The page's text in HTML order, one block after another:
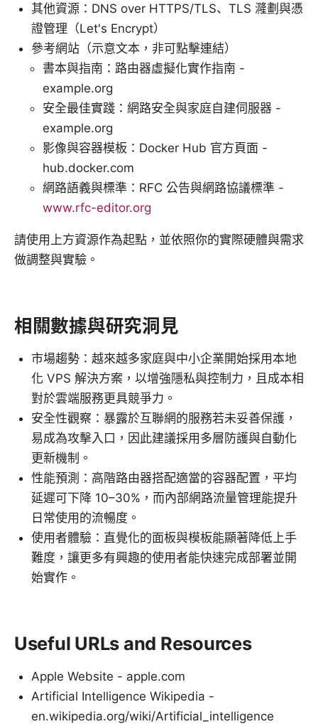
其他資源：DNS over HTTPS/TLS、TLS 漋劃與憑
證管理（Let's Encrypt）
參考網站（示意文本，非可點擊連結）
書本與指南：路由器虛擬化實作指南 -
example.org
安全最佳實踐：網路安全與家庭自建伺服器 -
example.org
影像與容器模板：Docker Hub 官方頁面 -
hub.docker.com
網路語義與標準：RFC 公告與網路協議標準 -
www.rfc-editor.org
請使用上方資源作為起點，並依照你的實際硬體與需求
做調整與實驗。
相關數據與研究洞見
市場趨勢：越來越多家庭與中小企業開始採用本地
化 VPS 解決方案，以增強隱私與控制力，且成本相
對於雲端服務更具競爭力。
安全性觀察：暴露於互聯網的服務若未妥善保護，
易成為攻擊入口，因此建議採用多層防護與自動化
更新機制。
性能預測：高階路由器搭配適當的容器配置，平均
延遲可下降 10–30%，而內部網路流量管理能提升
日常使用的流暢度。
使用者體驗：直覺化的面板與模板能顯著降低上手
難度，讓更多有興趣的使用者能快速完成部署並開
始實作。
Useful URLs and Resources
Apple Website - apple.com
Artificial Intelligence Wikipedia -
en.wikipedia.org/wiki/Artificial_intelligence